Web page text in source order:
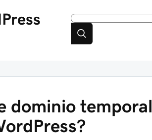
dominio temporal